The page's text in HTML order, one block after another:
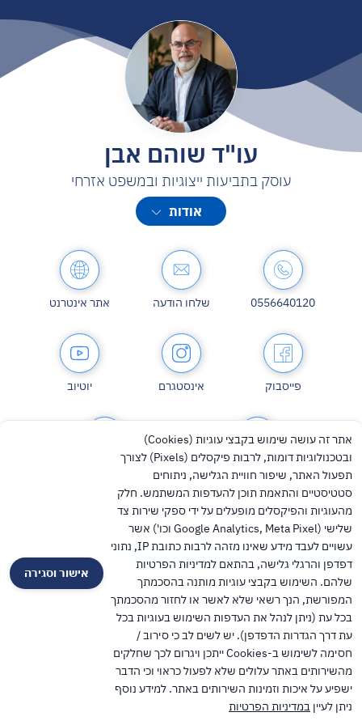
עו"ד שוהם אבן
עוסק בתביעות ייצוגיות ובמשפט אזרחי
אני שוהם אבן, עורך דין העוסק בייפוי כוח מתמשך, צוואות, תביעות
ספאם ותביעות ייצוגיות.
לפני שהוסמכתי לעריכת דין עבדתי במשך שנים ככלכלן. במסגרת
התפקיד התמודדתי עם תהליכים עסקיים מורכבים, קבלת החלטות
אסטרטגיות וניתוח פעילות כלכלית וציבורית.
אודות
0556640120 שלחו הודעה אתר אינטרנט
פייסבוק אינסטגרם יוטיוב
טיקטוק
שיתוף לאתר מחוז חיפה
אישור וסגירה
אתר זה עושה שימוש בקבצי עוגיות (Cookies)
ובטכנולוגיות דומות, לרבות פיקסלים (Pixels) לצורך
תפעול האתר, שיפור חוויית הגלישה, ניתוחים
סטטיסטיים והתאמת תוכן להעדפות המשתמש. חלק
מהעוגיות והפיקסלים מופעלים על ידי ספקי שירות צד
שלישי (Google Analytics, Meta Pixel וכו') אשר
עשויים לעבד מידע שאינו מזהה לרבות כתובת IP, נתוני
דפדפן והרגלי גלישה, בהתאם למדיניות הפרטיות
שלהם. השימוש בקבצי עוגיות מותנה בהסכמתך
המפורשת, הנך רשאי שלא לאשר או לחזור מהסכמתך
בכל עת (ניתן לנהל את העדפות השימוש בעוגיות בכל
עת דרך הגדרות הדפדפן). יש לשים לב כי סירוב /
חסימה לשימוש ב-Cookies ייתכן ויגרום לכך שחלקים
מהשירותים באתר עלולים שלא לפעול כראוי וכי הדבר
ישפיע על איכות וזמינות השירותים באתר. למידע נוסף
ניתן לעיין במדיניות הפרטיות
TalPress עיצוב ופיתוח אתרים בוורדפרס